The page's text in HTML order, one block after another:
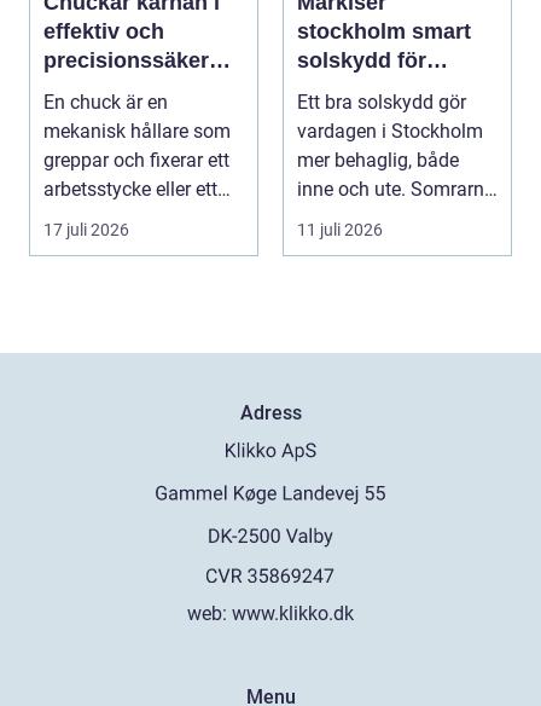
effektiv och
precisionssäker
uppspänning
En chuck är en
mekanisk hållare som
greppar och fixerar ett
arbetsstycke eller ett
verktyg, oftast i...
17 juli 2026
stockholm smart
solskydd för
stadsliv och
uteplatser
Ett bra solskydd gör
vardagen i Stockholm
mer behaglig, både
inne och ute. Somrarna
kan vara varma, ...
11 juli 2026
Adress
web: www.klikko.dk
Menu